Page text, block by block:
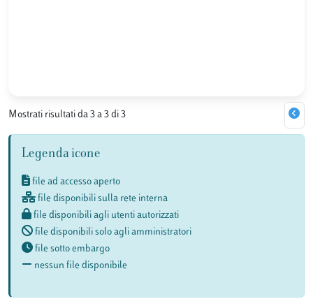
Mostrati risultati da 3 a 3 di 3
Legenda icone
file ad accesso aperto
file disponibili sulla rete interna
file disponibili agli utenti autorizzati
file disponibili solo agli amministratori
file sotto embargo
nessun file disponibile